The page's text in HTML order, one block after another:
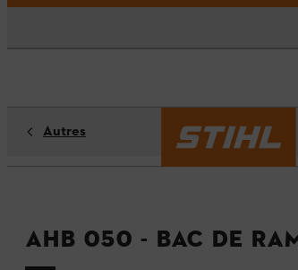
Autres
AHB 050 - Bac de